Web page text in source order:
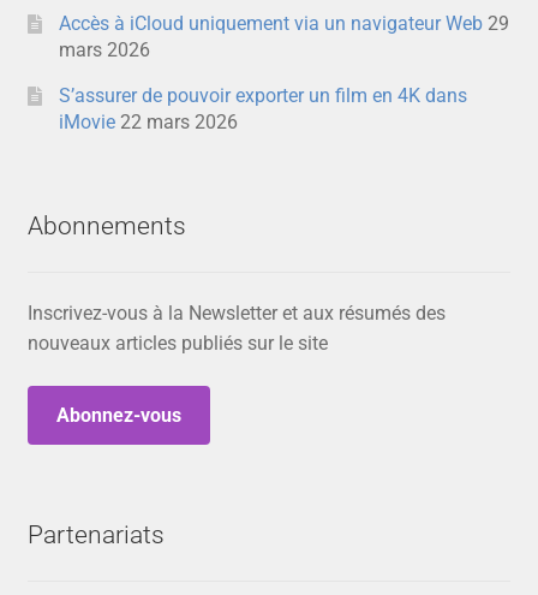
Accès à iCloud uniquement via un navigateur Web 29
mars 2026
S’assurer de pouvoir exporter un film en 4K dans
iMovie 22 mars 2026
Abonnements
Inscrivez-vous à la Newsletter et aux résumés des
nouveaux articles publiés sur le site
Abonnez-vous
Partenariats